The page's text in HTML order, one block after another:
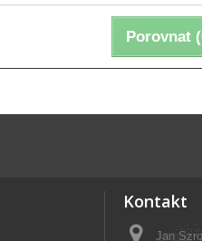
Porovnat (
Kontakt
Jan